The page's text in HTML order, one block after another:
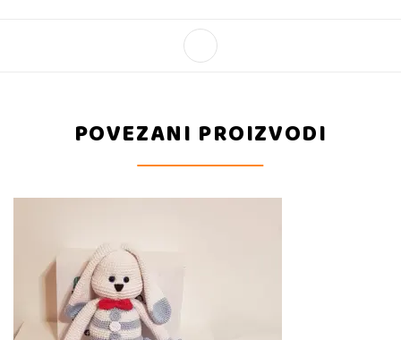
POVEZANI PROIZVODI